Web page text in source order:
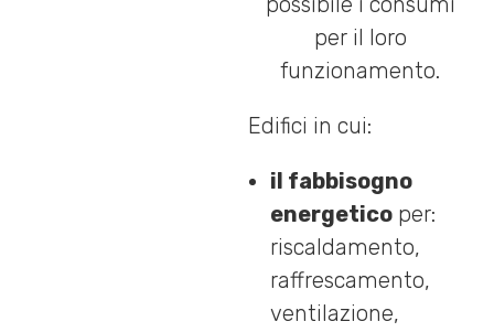
per il loro
funzionamento.
Edifici in cui:
il fabbisogno
energetico per:
riscaldamento,
raffrescamento,
ventilazione,